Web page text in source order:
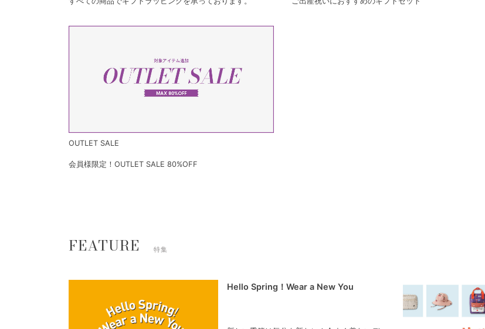
OUTLET SALE
会員様限定！OUTLET SALE 80%OFF
FEATURE 特集
Hello Spring！Wear a New You